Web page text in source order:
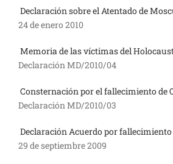
Declaración sobre el Atentado de
24 de enero 2010
Memoria de las víctimas del
Declaración MD/2010/04
Consternación por el fallecimiento de
Declaración MD/2010/03
Declaración Acuerdo por
29 de septiembre 2009